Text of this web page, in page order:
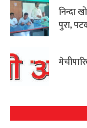
निन्दा
पुरा,